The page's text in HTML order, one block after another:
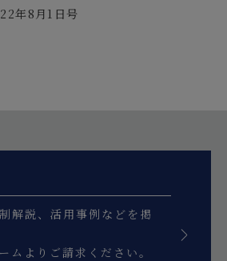
年8月1日号
解説、活用事例などを掲
ムよりご請求ください。